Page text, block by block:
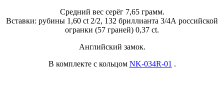
Средний вес серёг 7,65 грамм.
Вставки: рубины 1,60 ct 2/2, 132 бриллианта 3/4А российской
огранки (57 граней) 0,37 ct.
Английский замок.
В комплекте с кольцом NK-034R-01 .